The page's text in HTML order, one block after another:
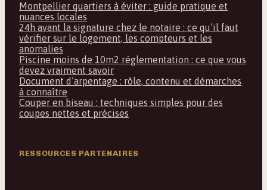
Montpellier quartiers à éviter : guide pratique et
nuances locales
24h avant la signature chez le notaire : ce qu’il faut
vérifier sur le logement, les compteurs et les
anomalies
Piscine moins de 10m2 réglementation : ce que vous
devez vraiment savoir
Document d’arpentage : rôle, contenu et démarches
à connaître
Couper en biseau : techniques simples pour des
coupes nettes et précises
RESSOURCES PARTENAIRES